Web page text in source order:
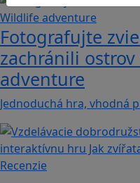
Fotografujte
zachránili
adventure
Jednoduchá hra, vhodná
Recenzie